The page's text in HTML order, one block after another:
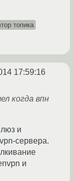
топика
17:59:16
когда впн
и
сервера.
и